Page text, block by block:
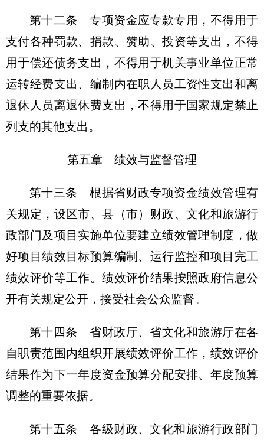
第十二条 专项资金应专款专用，不得用于
支付各种罚款、捐款、赞助、投资等支出，不得
用于偿还债务支出，不得用于机关事业单位正常
运转经费支出、编制内在职人员工资性支出和离
退休人员离退休费支出，不得用于国家规定禁止
列支的其他支出。
第五章 绩效与监督管理
第十三条 根据省财政专项资金绩效管理有
关规定，设区市、县（市）财政、文化和旅游行
政部门及项目实施单位要建立绩效管理制度，做
好项目绩效目标预算编制、运行监控和项目完工
绩效评价等工作。绩效评价结果按照政府信息公
开有关规定公开，接受社会公众监督。
第十四条 省财政厅、省文化和旅游厅在各
自职责范围内组织开展绩效评价工作，绩效评价
结果作为下一年度资金预算分配安排、年度预算
调整的重要依据。
第十五条 各级财政、文化和旅游行政部门